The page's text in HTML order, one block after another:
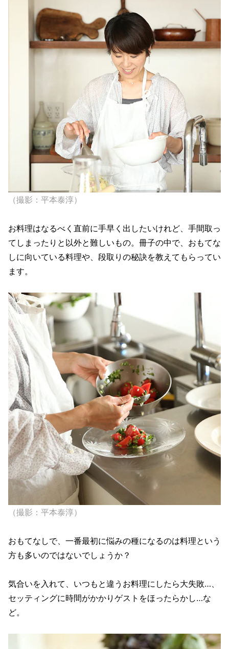
（撮影：平本泰淳）
お料理はなるべく直前に手早く出したいけれど、手間取っ
てしまったりと以外と難しいもの。冊子の中で、おもてな
しに向いている料理や、段取りの秘訣を教えてもらってい
ます。
（撮影：平本泰淳）
おもてなしで、一番最初に悩みの種になるのは料理という
方も多いのではないでしょうか？
気合いを入れて、いつもと違うお料理にしたら大失敗…、
セッティングに時間がかかりゲストをほったらかし…な
ど。